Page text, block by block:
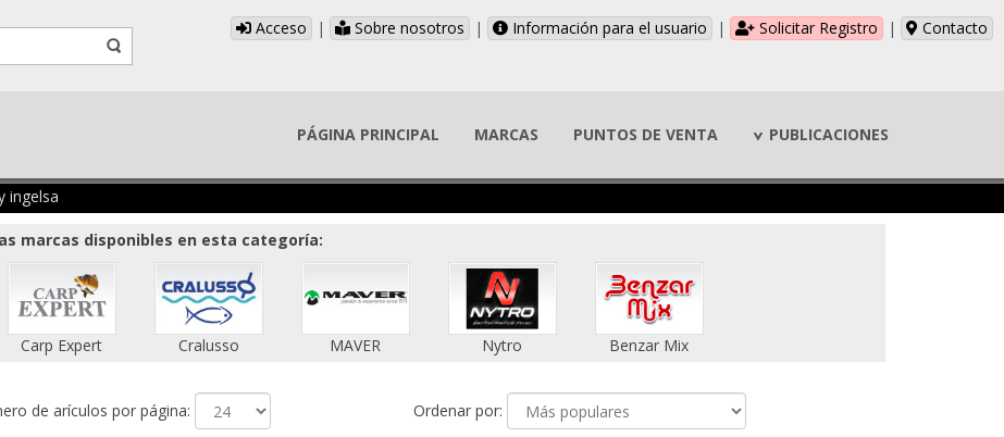
Acceso | Sobre nosotros | Información para el usuario | Solicitar Registro | Contacto
PÁGINA PRINCIPAL MARCAS PUNTOS DE VENTA PUBLICACIONES
ingelsa
marcas disponibles en esta categoría:
Carp Expert Cralusso MAVER Nytro Benzar Mix
de arículos por página: Ordenar por: